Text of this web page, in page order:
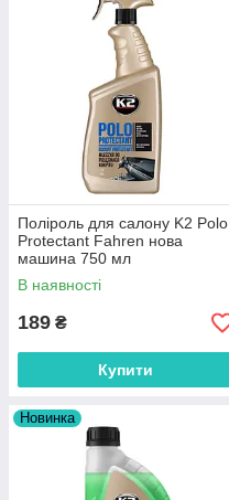
Поліроль для салону K2 Polo
Protectant Fahren нова
машина 750 мл
В наявності
189 ₴
Купити
Новинка